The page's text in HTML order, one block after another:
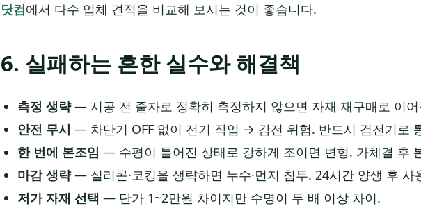
닷컴에서 다수 업체 견적을 비교해 보시는 것이 좋습니다.
6. 실패하는 흔한 실수와 해결책
측정 생략— 시공 전 줄자로 정확히 측정하지 않으면 자재 재구매로 이어
안전 무시 — 차단기 OFF 없이 전기 작업 → 감전 위험. 반드시 검전기로
한 번에 본조임 — 수평이 틀어진 상태로 강하게 조이면 변형. 가체결 후
마감 생략— 실리콘·코킹을 생략하면 누수·먼지 침투. 24시간 양생 후 사
저가 자재 선택 — 단가 1~2만원 차이지만 수명이 두 배 이상 차이.